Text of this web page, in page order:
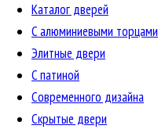
Каталог дверей
C алюминиевыми торцами
Элитные двери
C патиной
Cовременного дизайна
Скрытые двери